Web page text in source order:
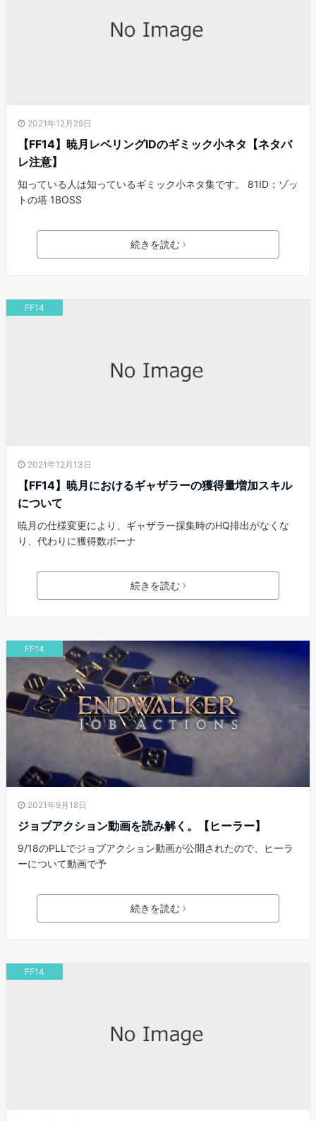
2021年12月29日
【FF14】暁月レベリングIDのギミック小ネタ【ネタバ
レ注意】
知っている人は知っているギミック小ネタ集です。 81ID：ゾッ
トの塔 1BOSS
続きを読む
FF14
2021年12月13日
【FF14】暁月におけるギャザラーの獲得量増加スキル
について
暁月の仕様変更により、ギャザラー採集時のHQ排出がなくな
り、代わりに獲得数ボーナ
続きを読む
FF14
2021年9月18日
ジョブアクション動画を読み解く。【ヒーラー】
9/18のPLLでジョブアクション動画が公開されたので、ヒーラ
ーについて動画で予
続きを読む
FF14